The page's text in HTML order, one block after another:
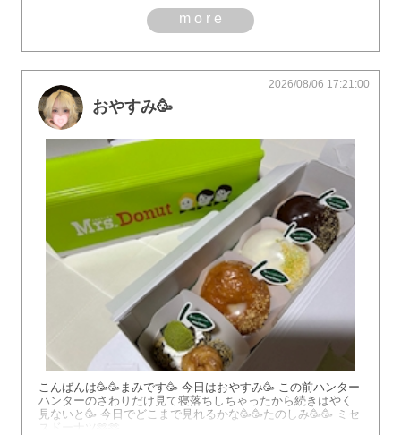
more
おやすみ🥳
2026/08/06 17:21:00
こんばんは🥳🥳まみです🥳 今日はおやすみ🥳 この前ハンター
ハンターのさわりだけ見て寝落ちしちゃったから続きはやく
見ないと🥳 今日でどこまで見れるかな🥳🥳たのしみ🥳🥳 ミセ
スドーナツ🫶🫶